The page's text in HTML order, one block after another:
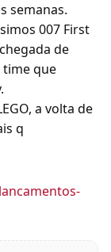
semanas.
007 First
de
time que
a volta de
q